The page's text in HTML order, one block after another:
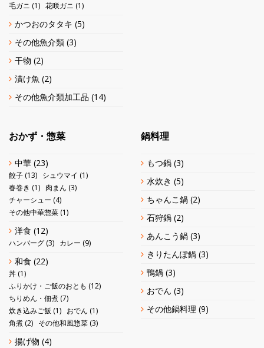
毛ガニ (1) 花咲ガニ (1)
かつおのタタキ (5)
その他魚介類 (3)
干物 (2)
漬け魚 (2)
その他魚介類加工品 (14)
おかず・惣菜
中華 (23)
餃子 (13) シュウマイ (1)
春巻き (1) 肉まん (3)
チャーシュー (4)
その他中華惣菜 (1)
洋食 (12)
ハンバーグ (3) カレー (9)
和食 (22)
丼 (1)
ふりかけ・ご飯のおとも (12)
ちりめん・佃煮 (7)
炊き込みご飯 (1) おでん (1)
角煮 (2) その他和風惣菜 (3)
揚げ物 (4)
鍋料理
もつ鍋 (3)
水炊き (5)
ちゃんこ鍋 (2)
石狩鍋 (2)
あんこう鍋 (3)
きりたんぽ鍋 (3)
鴨鍋 (3)
おでん (3)
その他鍋料理 (9)